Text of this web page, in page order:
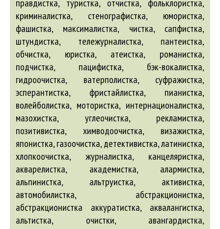
правдистка, туристка, отчистка, фольклористка,
криминалистка, стенографистка, юмористка,
фашистка, максималистка, чистка, сапфистка,
штундистка, тележурналистка, пантеистка,
обчистка, юристка, атеистка, романистка,
подчистка, пацифистка, бэк-вокалистка,
гидроочистка, ватерполистка, суфражистка,
эсперантистка, фристайлистка, пианистка,
волейболистка, мотористка, интернационалистка,
мазохистка, углеочистка, рекламистка,
позитивистка, химводоочистка, визажистка,
японистка, газоочистка, детективистка, латинистка,
хлопкоочистка, журналистка, канцеляристка,
акварелистка, академистка, алармистка,
альпинистка, альтруистка, активистка,
автомобилистка, абстракционистка,
абстракционистка
аккуратистка, аквалангистка,
альтистка, очистки, авангардистка,